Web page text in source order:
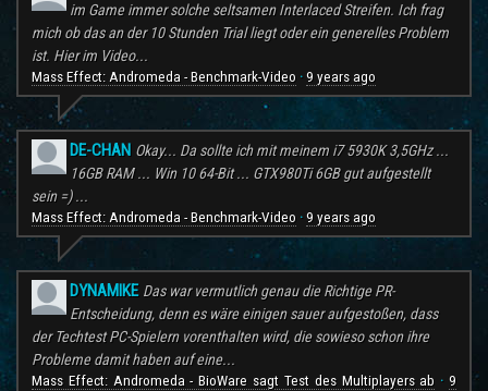
im Game immer solche seltsamen Interlaced Streifen. Ich frag
mich ob das an der 10 Stunden Trial liegt oder ein generelles Problem
ist. Hier im Video...
Mass Effect: Andromeda - Benchmark-Video · 9 years ago
DE-CHAN Okay... Da sollte ich mit meinem i7 5930K 3,5GHz ...
16GB RAM ... Win 10 64-Bit ... GTX980Ti 6GB gut aufgestellt
sein =) ...
Mass Effect: Andromeda - Benchmark-Video · 9 years ago
DYNAMIKE Das war vermutlich genau die Richtige PR-
Entscheidung, denn es wäre einigen sauer aufgestoßen, dass
der Techtest PC-Spielern vorenthalten wird, die sowieso schon ihre
Probleme damit haben auf eine...
Mass Effect: Andromeda - BioWare sagt Test des Multiplayers ab ·9